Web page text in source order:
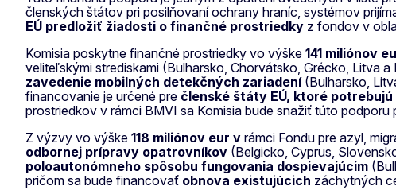
členských štátov pri posilňovaní ochrany hraníc, systémov
EÚ predložiť žiadosti o finančné prostriedky z fondov v
Komisia poskytne finančné prostriedky vo výške 141 miliónov
veliteľskými strediskami (Bulharsko, Chorvátsko, Grécko, Litva a
zavedenie mobilných detekčných zariadení(Bulharsko,
financovanie je určené pre členské štáty EÚ, ktoré potrebujú
prostriedkov v rámci BMVI sa Komisia bude snažiť túto podporu
Z výzvy vo výške 118 miliónov eur v rámci Fondu pre azyl,
odbornej prípravy opatrovníkov (Belgicko, Cyprus,
poloautonómneho spôsobu fungovania dospievajúcim
pričom sa bude financovať obnova existujúcich záchytných